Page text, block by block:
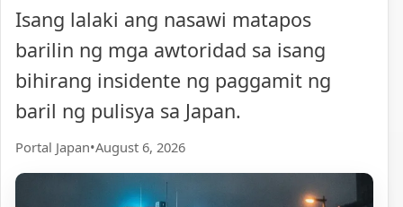
Isang lalaki ang nasawi matapos
barilin ng mga awtoridad sa isang
bihirang insidente ng paggamit ng
baril ng pulisya sa Japan.
Portal Japan•August 6, 2026